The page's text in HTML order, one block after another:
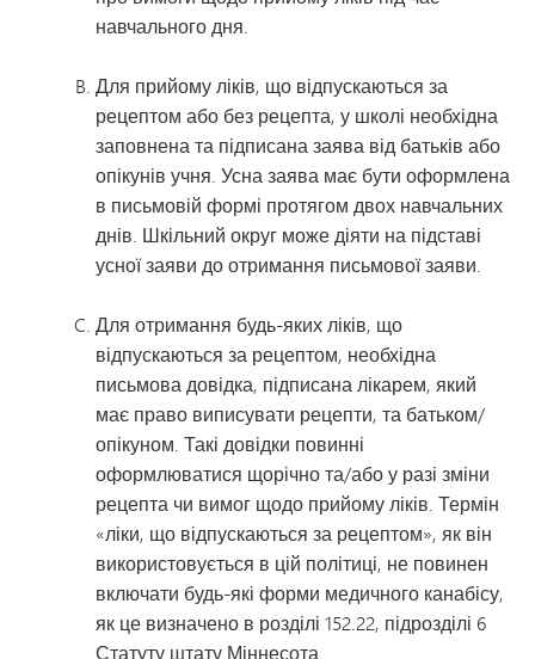
навчального дня.
Для прийому ліків, що відпускаються за
рецептом або без рецепта, у школі необхідна
заповнена та підписана заява від батьків або
опікунів учня. Усна заява має бути оформлена
в письмовій формі протягом двох навчальних
днів. Шкільний округ може діяти на підставі
усної заяви до отримання письмової заяви.
Для отримання будь-яких ліків, що
відпускаються за рецептом, необхідна
письмова довідка, підписана лікарем, який
має право виписувати рецепти, та батьком/
опікуном. Такі довідки повинні
оформлюватися щорічно та/або у разі зміни
рецепта чи вимог щодо прийому ліків. Термін
«ліки, що відпускаються за рецептом», як він
використовується в цій політиці, не повинен
включати будь-які форми медичного канабісу,
як це визначено в розділі 152.22, підрозділі 6
Статуту штату Міннесота.